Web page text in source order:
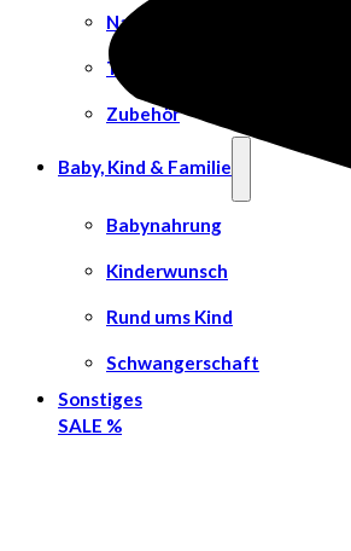
Nahtmaterial
Tierpflege
Zubehör
Baby, Kind & Familie
Babynahrung
Kinderwunsch
Rund ums Kind
Schwangerschaft
Sonstiges
SALE %